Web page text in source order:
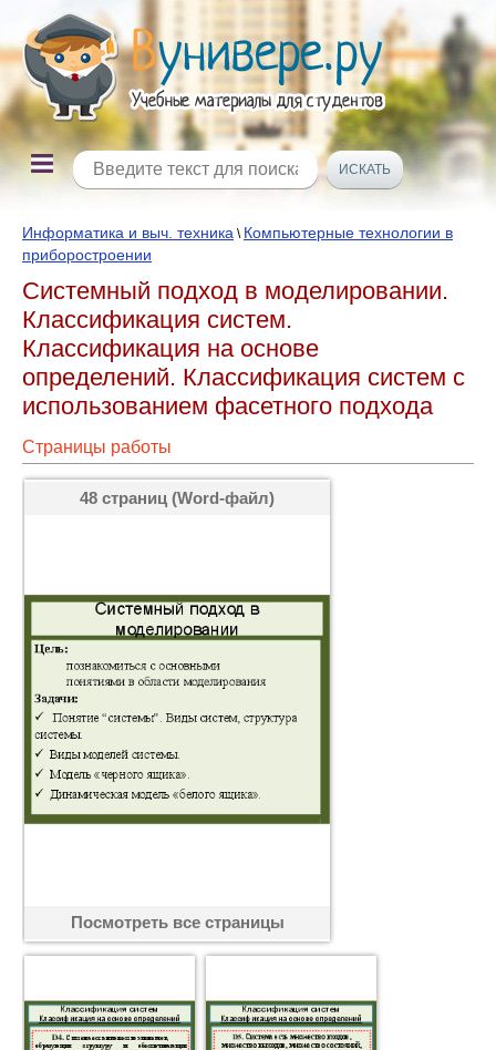
Информатика и выч. техника \ Компьютерные технологии в
приборостроении
Системный подход в моделировании.
Классификация систем.
Классификация на основе
определений. Классификация систем с
использованием фасетного подхода
Страницы работы
48 страниц (Word-файл)
Посмотреть все страницы